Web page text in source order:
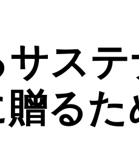
ステ
る